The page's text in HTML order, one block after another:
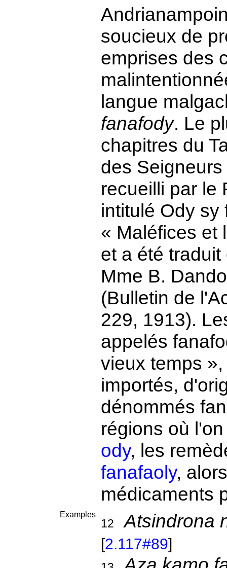
soucieux de
emprises des
langue
fanafody. Le
chapitres du
des
recueilli par le
intitulé Ody sy
« Maléfices et
et a été
Mme B.
(Bulletin de
229, 1913).
appelés
vieux temps
importés,
dénommés
régions où
ody, les
fanafaoly,
médicaments
Examples
12 Atsindrona
[2.117#89]